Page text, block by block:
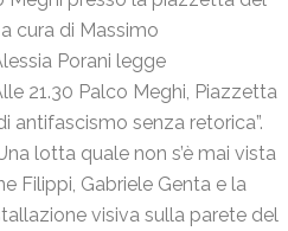
cura di Massimo
Porani legge
21.30 Palco Meghi, Piazzetta
antifascismo senza retorica”.
lotta quale non s’è mai vista
Filippi, Gabriele Genta e la
visiva sulla parete del